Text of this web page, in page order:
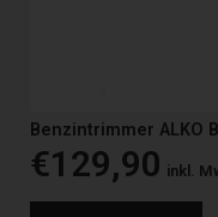
Benzintrimmer ALKO
€129,90 inkl.